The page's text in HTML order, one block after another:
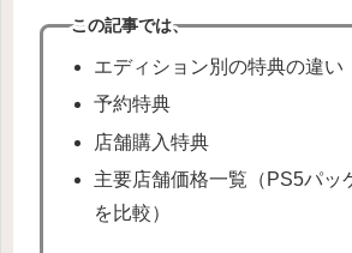
この記事では、
エディション別の特典の違い
予約特典
店舗購入特典
主要店舗価格一覧（PS5パッ
を比較）